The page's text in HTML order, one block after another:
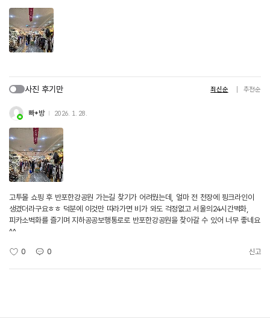
사진 후기만 최신순 추천순
빠*방 2026. 1. 28.
고투몰 쇼핑 후 반포한강공원 가는길 찾기가 어려웠는데, 얼마 전 천장에 핑크라인이
생겼더라구요ㅎㅎ 덕분에 이것만 따라가면 비가 와도 걱정없고 서울의24시간벽화,
피카소벽화를 즐기며 지하공공보행통로로 반포한강공원을 찾아갈 수 있어 너무 좋네요
^^
0 0 신고